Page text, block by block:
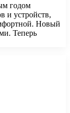
годом
и устройств,
Новый
Теперь